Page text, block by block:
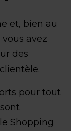
et, bien au
avez
des
pour tout
Shopping